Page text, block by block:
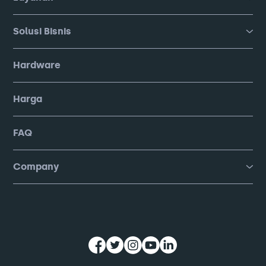
Solusi Bisnis
Hardware
Harga
FAQ
Company